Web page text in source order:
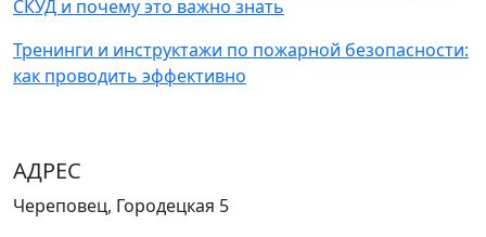
СКУД и почему это важно знать
Тренинги и инструктажи по пожарной безопасности:
как проводить эффективно
АДРЕС
Череповец, Городецкая 5